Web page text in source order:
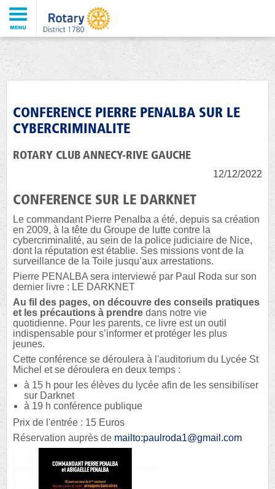
CONFERENCE PIERRE PENALBA SUR LE
CYBERCRIMINALITE
ROTARY CLUB ANNECY-RIVE GAUCHE
12/12/2022
CONFERENCE SUR LE DARKNET
Le commandant Pierre Penalba a été, depuis sa création
en 2009, à la tête du Groupe de lutte contre la
cybercriminalité, au sein de la police judiciaire de Nice,
dont la réputation est établie. Ses missions vont de la
surveillance de la Toile jusqu’aux arrestations.
Pierre PENALBA sera interviewé par Paul Roda sur son
dernier livre : LE DARKNET
Au fil des pages, on découvre des conseils pratiques
et les précautions à prendre dans notre vie
quotidienne. Pour les parents, ce livre est un outil
indispensable pour s’informer et protéger les plus
jeunes.
Cette conférence se déroulera à l'auditorium du Lycée St
Michel et se déroulera en deux temps :
à 15 h pour les élèves du lycée afin de les sensibiliser
sur Darknet
à 19 h conférence publique
Prix de l'entrée : 15 Euros
Réservation auprès de mailto:paulroda1@gmail.com